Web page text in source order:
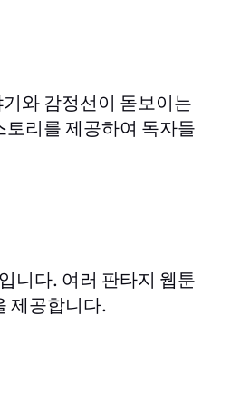
와 감정선이 돋보이는
리를 제공하여 독자들
니다. 여러 판타지 웹툰
제공합니다.